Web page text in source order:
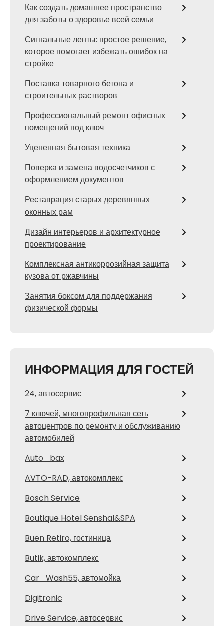
Как создать домашнее пространство
для заботы о здоровье всей семьи
Сигнальные ленты: простое решение,
которое помогает избежать ошибок на
стройке
Поставка товарного бетона и
строительных растворов
Профессиональный ремонт офисных
помещений под ключ
Уцененная бытовая техника
Поверка и замена водосчетчиков с
оформлением документов
Реставрация старых деревянных
оконных рам
Дизайн интерьеров и архитектурное
проектирование
Комплексная антикоррозийная защита
кузова от ржавчины
Занятия боксом для поддержания
физической формы
ИНФОРМАЦИЯ ДЛЯ ГОСТЕЙ
24, автосервис
7 ключей, многопрофильная сеть
автоцентров по ремонту и обслуживанию
автомобилей
Auto_bax
AVTO-RAD, автокомплекс
Bosch Service
Boutique Hotel Senshal&SPA
Buen Retiro, гостиница
Butik, автокомплекс
Car_Wash55, автомойка
Digitronic
Drive Service, автосервис